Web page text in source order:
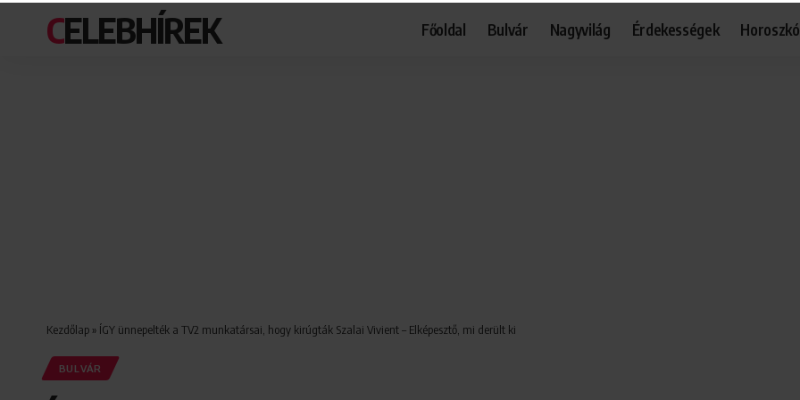
CELEBHÍREK Főoldal Bulvár Nagyvilág Érdekességek
Kezdőlap » ÍGY ünnepelték a TV2 munkatársai, hogy kirúgták Szalai Vivient – Elképesztő, mi derült ki
BULVÁR